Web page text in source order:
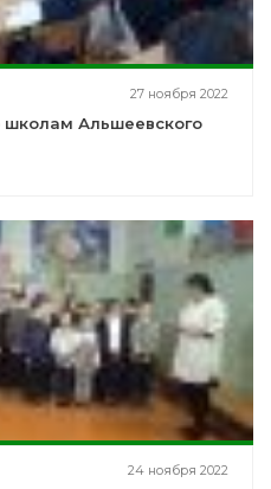
27 ноября 2022
школам Альшеевского
24 ноября 2022